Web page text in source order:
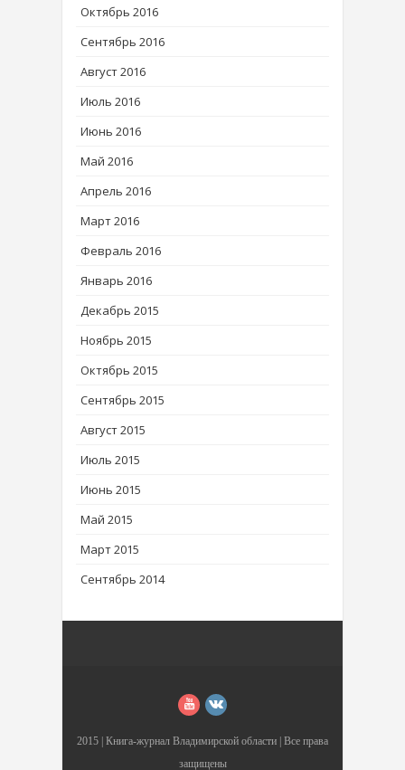
Октябрь 2016
Сентябрь 2016
Август 2016
Июль 2016
Июнь 2016
Май 2016
Апрель 2016
Март 2016
Февраль 2016
Январь 2016
Декабрь 2015
Ноябрь 2015
Октябрь 2015
Сентябрь 2015
Август 2015
Июль 2015
Июнь 2015
Май 2015
Март 2015
Сентябрь 2014
2015 | Книга-журнал Владимирской области | Все права
защищены